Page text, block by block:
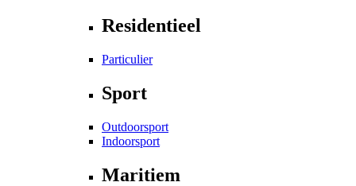
Residentieel
Particulier
Sport
Outdoorsport
Indoorsport
Maritiem